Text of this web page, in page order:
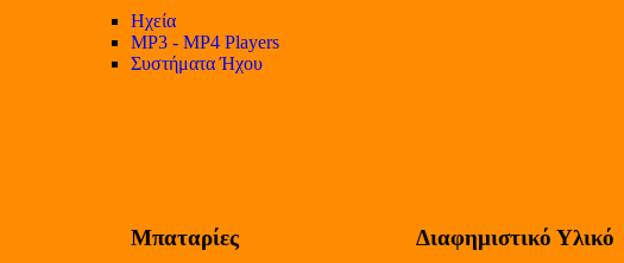
Ηχεία
MP3 - MP4 Players
Συστήματα Ήχου
Μπαταρίες Διαφημιστικό Υλικό